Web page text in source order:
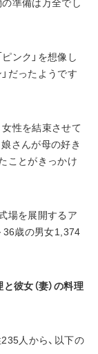
ンク」を想像し
だったようです
女性を結束させて
さんが母の好き
ことがきっかけ
場を展開するア
36歳の男女1,374
彼女（妻）の料理
人から、以下の